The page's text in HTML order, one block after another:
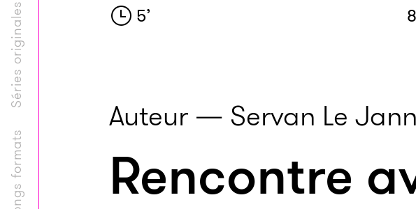
Longs formats
Séries originales 5’
Auteur — Servan Le
Rencontre